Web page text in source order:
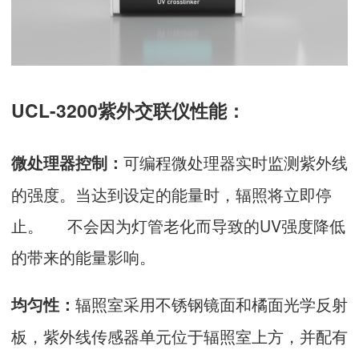
UCL-3200紫外交联仪性能：
微处理器控制： 可编程微处理器实时监测紫外线
的强度。当达到设定的能量时，辐照将立即停
止。 不会因为灯管老化而导致的UV强度降低
的带来的能量影响。
均匀性： 辐照室采用不锈钢镜面和橘面光学反射
板，紫外线传感器单元位于辐照室上方，并配有